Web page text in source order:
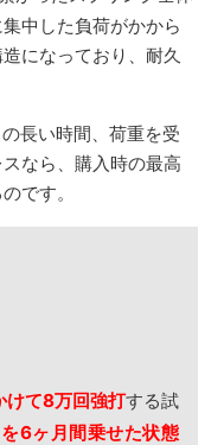
中した負荷がかから
になっており、耐久
長い時間、荷重を受
なら、購入時の最高
です。
て8万回強打する試
6ヶ月間乗せた状態